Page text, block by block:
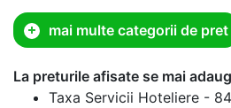
mai multe categorii de pret
La preturile afisate se mai
Taxa Servicii Hoteliere -